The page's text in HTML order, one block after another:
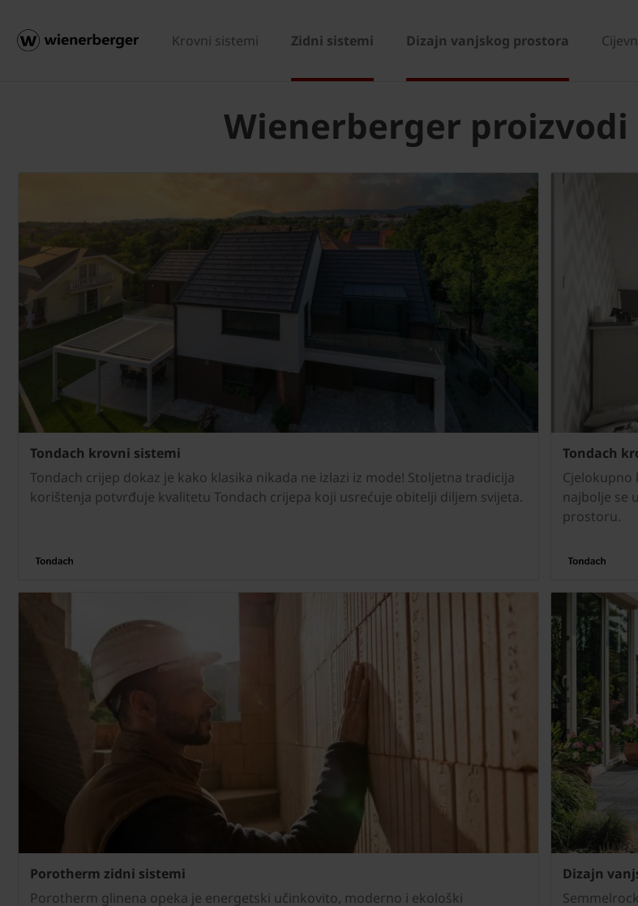
Krovni sistemi Zidni sistemi Dizajn vanjskog prostora
Wienerberger proizvodi
Tondach krovni sistemi
Tondach crijep dokaz je kako klasika nikada ne izlazi iz mode! Stoljetna tradicija
korištenja potvrđuje kvalitetu Tondach crijepa koji usrećuje obitelji diljem svijeta.
Tondach
Cjelokupno
najbolje se
prostoru.
Porotherm zidni sistemi
Porotherm glinena opeka je energetski učinkovito, moderno i ekološki
Dizajn